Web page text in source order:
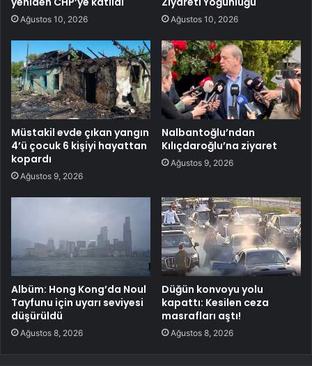
Ağustos 10, 2026 Ağustos 10, 2026
Müstakil evde çıkan yangın
4’ü çocuk 6 kişiyi hayattan
kopardı
Ağustos 9, 2026
Nalbantoğlu’ndan
Kılıçdaroğlu’na ziyaret
Ağustos 9, 2026
Albüm: Hong Kong’da Noul
Tayfunu için uyarı seviyesi
düşürüldü
Ağustos 8, 2026
Düğün konvoyu yolu
kapattı: Kesilen ceza
masrafları aştı!
Ağustos 8, 2026